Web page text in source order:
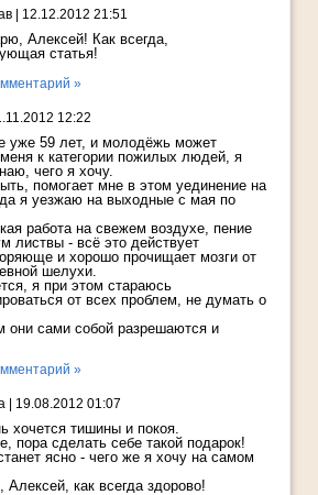
| 12.12.2012 21:51
Алексей! Как всегда,
статья!
»
12:22
уже 59 лет, и молодёжь может
к категории пожилых людей, я
чего я хочу.
помогает мне в этом уединение на
я уезжаю на выходные с мая по
работа на свежем воздухе, пение
листвы - всё это действует
и хорошо прочищает мозги от
шелухи.
я при этом стараюсь
от всех проблем, не думать о
они сами собой разрешаются и
»
| 19.08.2012 01:07
хочется тишины и покоя.
пора сделать себе такой подарок!
ясно - чего же я хочу на самом
Алексей, как всегда здорово!